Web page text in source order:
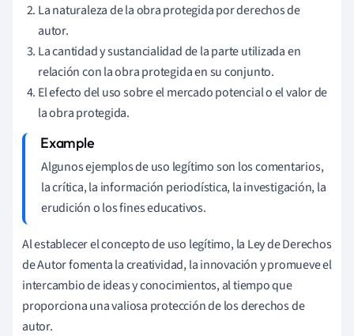
La naturaleza de la obra protegida por derechos de
autor.
La cantidad y sustancialidad de la parte utilizada en
relación con la obra protegida en su conjunto.
El efecto del uso sobre el mercado potencial o el valor de
la obra protegida.
Algunos ejemplos de uso legítimo son los comentarios,
la crítica, la información periodística, la investigación, la
erudición o los fines educativos.
Al establecer el concepto de uso legítimo, la Ley de Derechos
de Autor fomenta la creatividad, la innovación y promueve el
intercambio de ideas y conocimientos, al tiempo que
proporciona una valiosa protección de los derechos de
autor.